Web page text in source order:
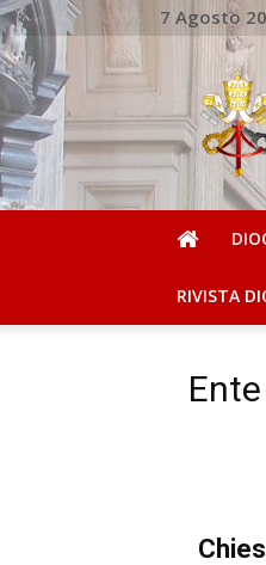
7 Agosto
DI
RIVISTA
Ente